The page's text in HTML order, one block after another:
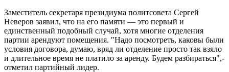
Заместитель секретаря президиума политсовета Сергей
Неверов заявил, что на его памяти — это первый и
единственный подобный случай, хотя многие отделения
партии арендуют помещения. "Надо посмотреть, каковы были
условия договора, думаю, вряд ли отделение просто так взяло
и длительное время не платило за аренду. Будем разбираться",-
отметил партийный лидер.